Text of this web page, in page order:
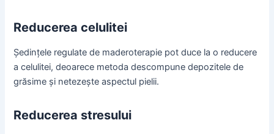
Reducerea celulitei
Ședințele regulate de maderoterapie pot duce la o reducere
a celulitei, deoarece metoda descompune depozitele de
grăsime și netezește aspectul pielii.
Reducerea stresului